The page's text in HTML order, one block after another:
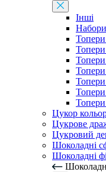
Інші
Топери
Топери
Топери
Топери
Цукор
Цукрове
Цукровий
Шоколадні
Шоколадні